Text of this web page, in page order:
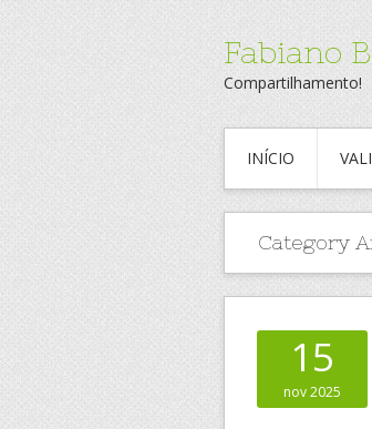
Fabiano
Compartilhamento!
INÍCIO
Category
15
nov 2025